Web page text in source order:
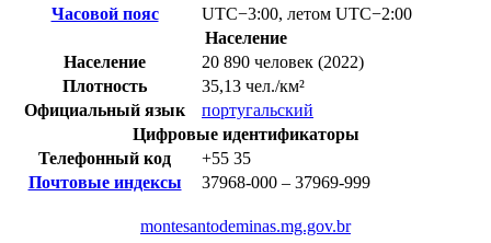
Часовой пояс
UTC−3:00, летом UTC−2:00
Население
Население
20 890 человек (2022)
Плотность
35,13 чел./км²
Официальный язык
португальский
Цифровые идентификаторы
Телефонный код
+55 35
Почтовые индексы
37968-000 – 37969-999
montesantodeminas.mg.gov.br